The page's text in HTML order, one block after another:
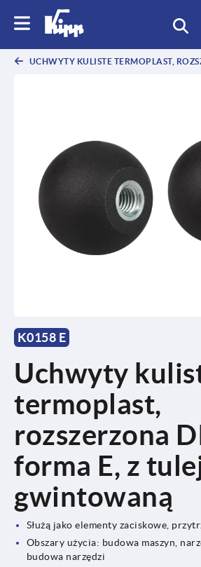
UCHWYTY KULISTE TERMOPLAST,
K0158 E
Uchwyty
termoplast,
rozszerzona
forma E, z
gwintowaną
Służą jako elementy zaciskowe,
Obszary użycia: budowa maszyn,
budowa narzędzi